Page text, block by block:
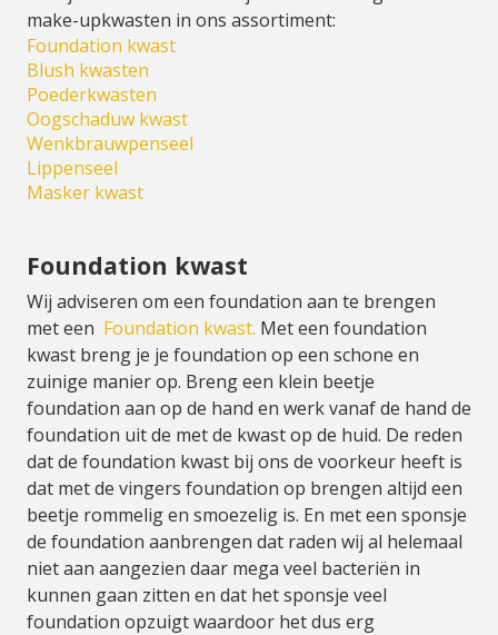
make-upkwasten in ons assortiment:
Foundation kwast
Blush kwasten
Poederkwasten
Oogschaduw kwast
Wenkbrauwpenseel
Lippenseel
Masker kwast
Foundation kwast
Wij adviseren om een foundation aan te brengen
met een Foundation kwast. Met een foundation
kwast breng je je foundation op een schone en
zuinige manier op. Breng een klein beetje
foundation aan op de hand en werk vanaf de hand de
foundation uit de met de kwast op de huid. De reden
dat de foundation kwast bij ons de voorkeur heeft is
dat met de vingers foundation op brengen altijd een
beetje rommelig en smoezelig is. En met een sponsje
de foundation aanbrengen dat raden wij al helemaal
niet aan aangezien daar mega veel bacteriën in
kunnen gaan zitten en dat het sponsje veel
foundation opzuigt waardoor het dus erg